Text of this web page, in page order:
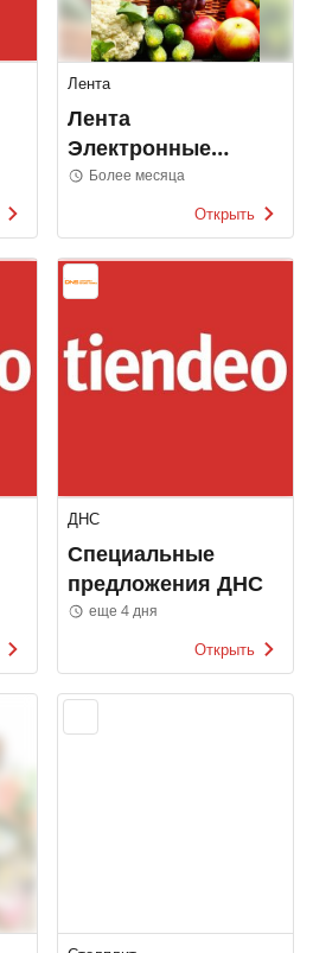
Лента
Лента
Электронные
каталоги
Более месяца
Открыть
ДНС
Специальные
предложения ДНС
еще 4 дня
Открыть